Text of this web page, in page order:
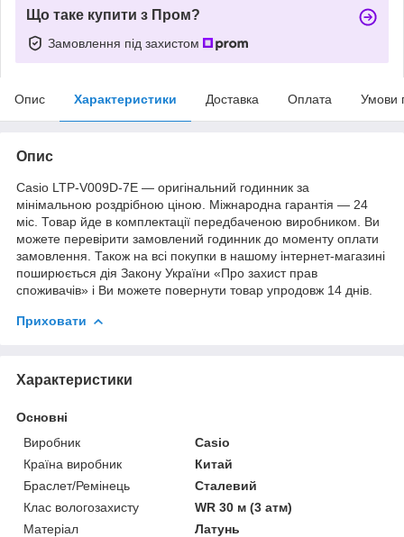
Що таке купити з Пром?
Замовлення під захистом
Опис Характеристики Доставка Оплата Умови
Опис
Casio LTP-V009D-7E — оригінальний годинник за
мінімальною роздрібною ціною. Міжнародна гарантія — 24
міс. Товар йде в комплектації передбаченою виробником. Ви
можете перевірити замовлений годинник до моменту оплати
замовлення. Також на всі покупки в нашому інтернет-магазині
поширюється дія Закону України «Про захист прав
споживачів» і Ви можете повернути товар упродовж 14 днів.
Приховати
Характеристики
Основні
Виробник
Casio
Країна виробник
Китай
Браслет/Ремінець
Сталевий
Клас вологозахисту
WR 30 м (3 атм)
Матеріал
Латунь